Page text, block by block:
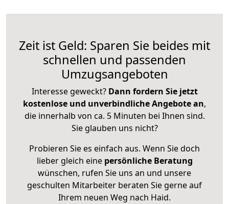
Zeit ist Geld: Sparen Sie beides mit
schnellen und passenden
Umzugsangeboten
Interesse geweckt? Dann fordern Sie jetzt
kostenlose und unverbindliche Angebote an,
die innerhalb von ca. 5 Minuten bei Ihnen sind.
Sie glauben uns nicht?
Probieren Sie es einfach aus. Wenn Sie doch
lieber gleich eine persönliche Beratung
wünschen, rufen Sie uns an und unsere
geschulten Mitarbeiter beraten Sie gerne auf
Ihrem neuen Weg nach Haid.